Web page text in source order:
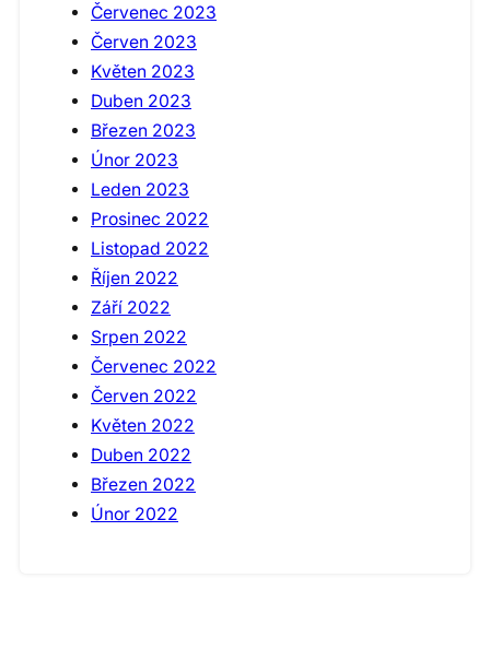
Červenec 2023
Červen 2023
Květen 2023
Duben 2023
Březen 2023
Únor 2023
Leden 2023
Prosinec 2022
Listopad 2022
Říjen 2022
Září 2022
Srpen 2022
Červenec 2022
Červen 2022
Květen 2022
Duben 2022
Březen 2022
Únor 2022